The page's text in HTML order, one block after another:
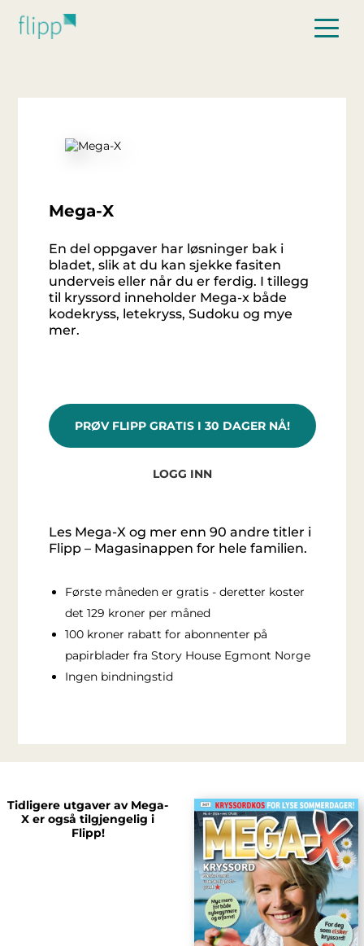
Mega-X
En del oppgaver har løsninger bak i
bladet, slik at du kan sjekke fasiten
underveis eller når du er ferdig. I tillegg
til kryssord inneholder Mega-x både
kodekryss, letekryss, Sudoku og mye
mer.
PRØV FLIPP GRATIS I 30 DAGER NÅ!
LOGG INN
Les Mega-X og mer enn 90 andre titler i
Flipp – Magasinappen for hele familien.
Første måneden er gratis - deretter koster
det 129 kroner per måned
100 kroner rabatt for abonnenter på
papirblader fra Story House Egmont Norge
Ingen bindningstid
Tidligere utgaver av Mega-
X er også tilgjengelig i
Flipp!